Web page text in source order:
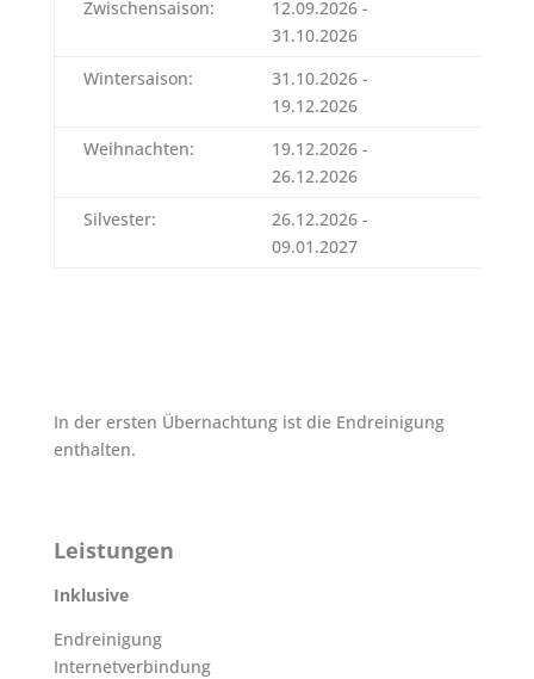
Zwischensaison:
12.09.2026 -
31.10.2026
Wintersaison:
31.10.2026 -
19.12.2026
Weihnachten:
19.12.2026 -
26.12.2026
Silvester:
26.12.2026 -
09.01.2027
In der ersten Übernachtung ist die Endreinigung
enthalten.
Leistungen
Inklusive
Endreinigung
Internetverbindung